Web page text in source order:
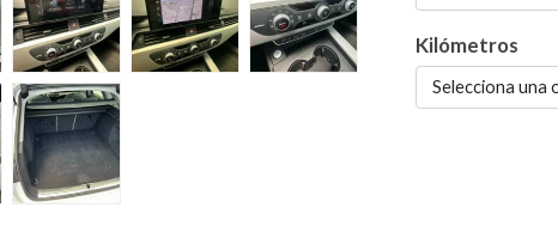
Kilómetros
Selecciona una